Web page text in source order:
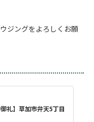
ジングをよろしくお願
礼】草加市弁天5丁目